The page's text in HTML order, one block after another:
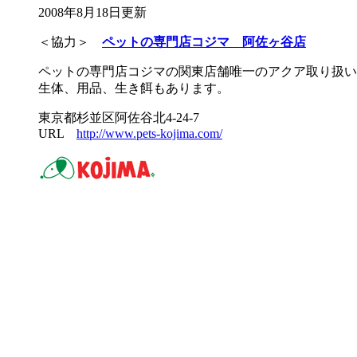
2008年8月18日更新
＜協力＞ ペットの専門店コジマ 阿佐ヶ谷店
ペットの専門店コジマの関東店舗唯一のアクア取り扱
生体、用品、生き餌もあります。
東京都杉並区阿佐谷北4-24-7
URL http://www.pets-kojima.com/